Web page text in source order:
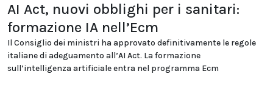
AI Act, nuovi obblighi per i sanitari:
formazione IA nell’Ecm
Il Consiglio dei ministri ha approvato definitivamente le regole
italiane di adeguamento all’AI Act. La formazione
sull’intelligenza artificiale entra nel programma Ecm